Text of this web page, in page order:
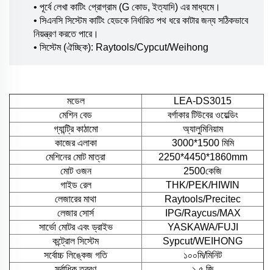
• পূর্বে লেখা কাটিং প্রোগ্রাম (G কোড, ইত্যাদি) এর মাধ্যমে।
• সিএনসি সিস্টেম কাটিং হেডকে নির্ধারিত পথ ধরে কাটার জন্য সঠিকভাবে
নিয়ন্ত্রণ করতে পারে।
• সিস্টেম (ঐচ্ছিক): Raytools/Cypcut/Weihong
মডেল
LEA-DS3015
মেশিন বেড
বর্গাকার টিউবের ওয়েল্ডিং
গ্যান্ট্রি কাঠামো
অ্যালুমিনিয়াম
কাজের এলাকা
3000*1500 মিমি
মেশিনের মোট মাত্রা
2250*4450*1860mm
মোট ওজন
2500কেজি
গাইড রেল
THK/PEK/HIWIN
লেজারের মাথা
Raytools/Precitec
লেজার সোর্স
IPG/Raycus/MAX
সার্ভো মোটর এবং ড্রাইভ
YASKAWA/FUJI
কন্ট্রোল সিস্টেম
Sypcut/WEIHONG
সর্বোচ্চ লিঙ্কেজ গতি
১০০মি/মিনিট